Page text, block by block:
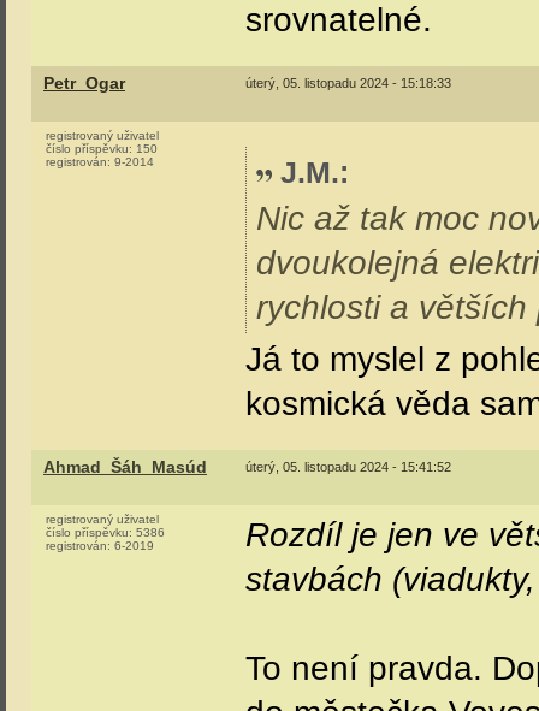
srovnatelné.
Petr_Ogar úterý, 05. listopadu 2024 - 15:18:33
registrovaný uživatel
číslo příspěvku: 150
registrován: 9-2014 J.M.:
Nic až tak moc
dvoukolejná
rychlosti a větších
Já to myslel z
kosmická věda
Ahmad_Šáh_Masúd úterý, 05. listopadu 2024 - 15:41:52
registrovaný uživatel
číslo příspěvku: 5386
registrován: 6-2019
Rozdíl je jen ve
stavbách
To není pravda.